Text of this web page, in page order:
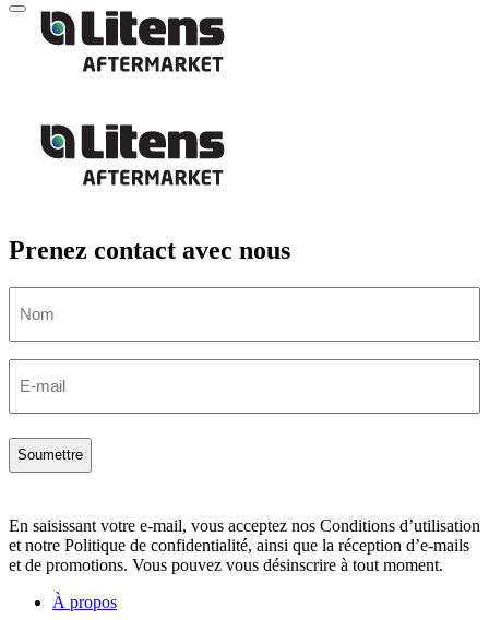
Prenez contact avec nous
En saisissant votre e-mail, vous acceptez nos Conditions d’utilisation
et notre Politique de confidentialité, ainsi que la réception d’e-mails
et de promotions. Vous pouvez vous désinscrire à tout moment.
À propos